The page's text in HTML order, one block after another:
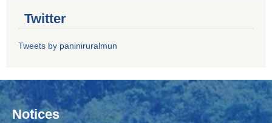
Twitter
Tweets by paniniruralmun
Notices